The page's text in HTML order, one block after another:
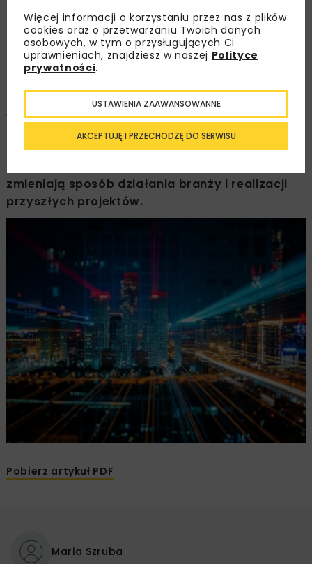
Mimo postępu technologicznego część firm
budowlanych nadal polega na arkuszach
kalkulacyjnych, ręcznym wprowadzaniu danych
i dokumentacji. Tymczasem branża budowlana,
chcąc uzyskać poprawę produktywności i
efektywności, powinna skupić się na wdrażaniu
cyfryzacji, innowacyjnych technologii i nowych
technik budowlanych. Bo przecież
zmieniają sposób działania branży i realizacji
przyszłych projektów.
Pobierz artykuł PDF
Maria Szruba
Więcej informacji o korzystaniu przez nas z plików
cookies oraz o przetwarzaniu Twoich danych
osobowych, w tym o przysługujących Ci
uprawnieniach, znajdziesz w naszej Polityce
prywatności.
AKCEPTUJĘ I PRZECHODZĘ DO SERWISU
USTAWIENIA ZAAWANSOWANNE